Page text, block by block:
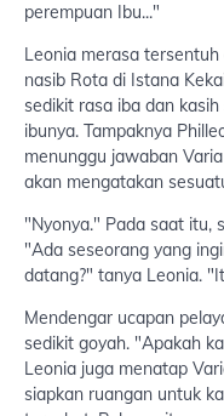
perempuan Ibu..."
Leonia merasa
nasib Rota di Istana
sedikit rasa iba dan
ibunya. Tampaknya
menunggu jawaban
akan mengatakan
"Nyonya." Pada saat itu,
"Ada seseorang yang
datang?" tanya Leonia.
Mendengar ucapan
sedikit goyah. "Apakah
Leonia juga menatap
siapkan ruangan untuk